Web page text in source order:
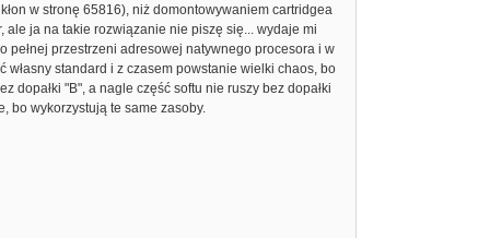
w stronę 65816), niż domontowywaniem cartridgea
ale ja na takie rozwiązanie nie piszę się... wydaje mi
pełnej przestrzeni adresowej natywnego procesora i w
własny standard i z czasem powstanie wielki chaos, bo
dopałki "B", a nagle część softu nie ruszy bez dopałki
bo wykorzystują te same zasoby.